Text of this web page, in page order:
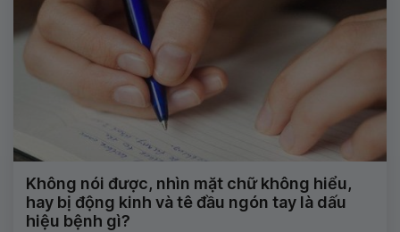
Không nói được, nhìn mặt chữ không hiểu,
hay bị động kinh và tê đầu ngón tay là dấu
hiệu bệnh gì?